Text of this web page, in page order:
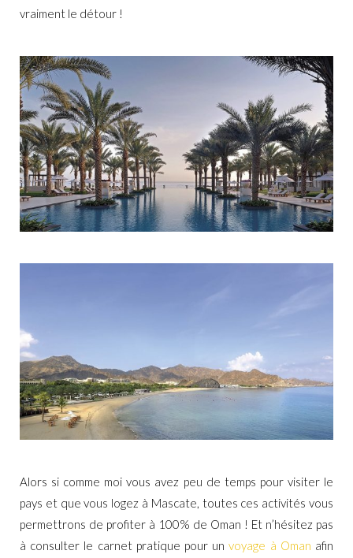
vraiment le détour !
Alors si comme moi vous avez peu de temps pour visiter le
pays et que vous logez à Mascate, toutes ces activités vous
permettrons de profiter à 100% de Oman ! Et n’hésitez pas
à consulter le carnet pratique pour unvoyage à Oman afin